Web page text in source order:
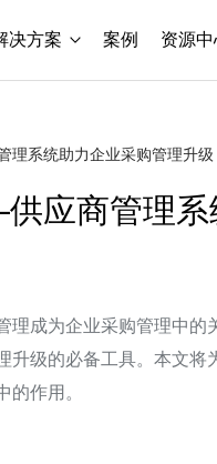
决方案 案例 资源
系统助力企业采购管理升级
应商管理系
理成为企业采购管理中的
升级的必备工具。本文
作用。